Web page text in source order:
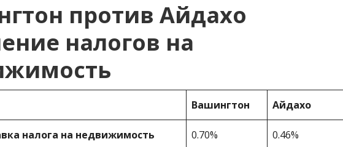
против Айдахо
налогов на
Вашингтон Айдахо
налога на недвижимость 0.70% 0.46%